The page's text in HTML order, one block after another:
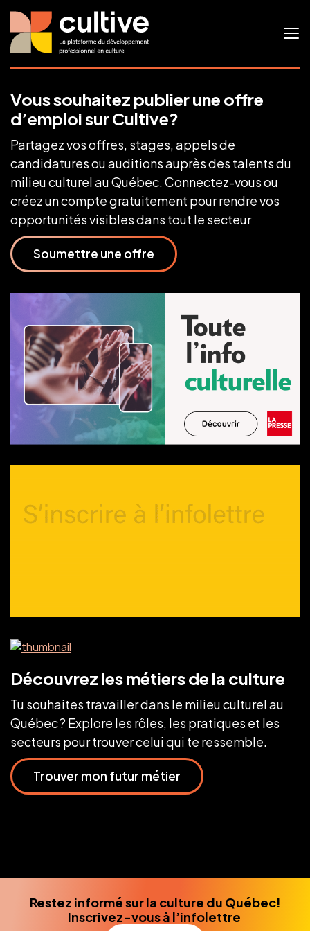
Vous souhaitez publier une offre
d’emploi sur Cultive?
Partagez vos offres, stages, appels de
candidatures ou auditions auprès des talents du
milieu culturel au Québec. Connectez-vous ou
créez un compte gratuitement pour rendre vos
opportunités visibles dans tout le secteur
Soumettre une offre
Découvrez les métiers de la culture
Tu souhaites travailler dans le milieu culturel au
Québec ? Explore les rôles, les pratiques et les
secteurs pour trouver celui qui te ressemble.
Trouver mon futur métier
Restez informé sur la culture du Québec!
Inscrivez-vous à l’infolettre